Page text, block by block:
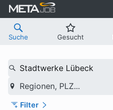
Suche Gesucht
Stadtwerke Lübeck
Regionen, PLZ...
Filter